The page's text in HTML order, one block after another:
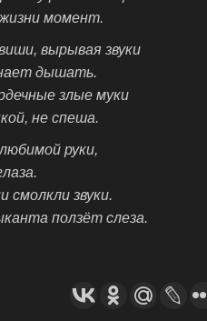
момент.
вырывая звуки
дышать.
злые муки
не спеша.
руки,
смолкли звуки.
ползёт слеза.